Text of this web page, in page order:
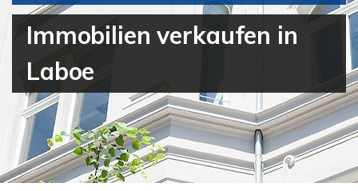
Immobilien verkaufen in
Laboe